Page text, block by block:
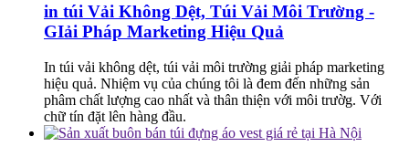
in túi Vải Không Dệt, Túi Vải Môi Trường -
GIải Pháp Marketing Hiệu Quả
In túi vải không dệt, túi vải môi trường giải pháp marketing
hiệu quả. Nhiệm vụ của chúng tôi là đem đến những sản
phâm chất lượng cao nhất và thân thiện với môi trườg. Với
chữ tín đặt lên hàng đầu.